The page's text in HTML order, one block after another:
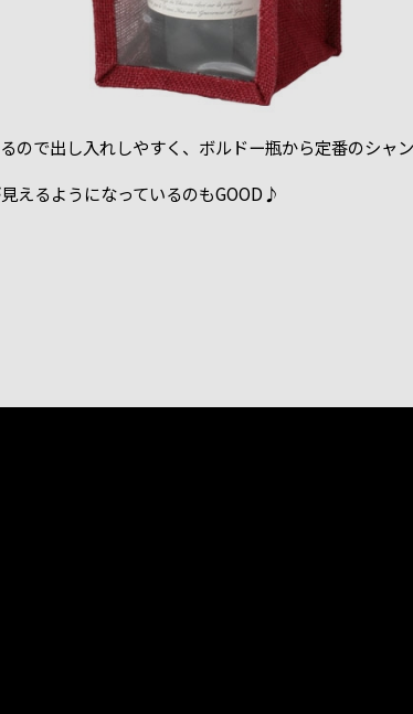
ので出し入れしやすく、ボルドー瓶から定番のシャ
えるようになっているのもGOOD♪